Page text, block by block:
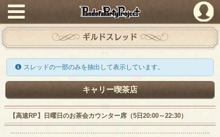
PandoraPartyProject
ギルドスレッド
スレッドの一部のみを抽出して表示しています。
キャリー喫茶店
【高速RP】日曜日のお茶会カウンター席（5日20:00～22:30）